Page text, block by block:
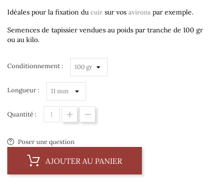
Idéales pour la fixation du cuir sur vos avirons par exemple.
Semences de tapissier vendues au poids par tranche de 100 gr
ou au kilo.
Conditionnement :
Longueur :
Quantité :
Poser une question
AJOUTER AU PANIER